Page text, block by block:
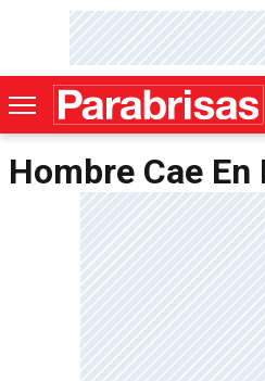
Hombre Cae